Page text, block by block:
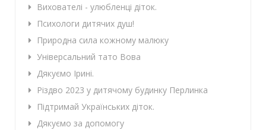
Вихователі - улюбленці діток.
Психологи дитячих душ!
Природна сила кожному малюку
Універсальний тато Вова
Дякуємо Ірині.
Різдво 2023 у дитячому будинку Перлинка
Підтримай Українських діток.
Дякуємо за допомогу